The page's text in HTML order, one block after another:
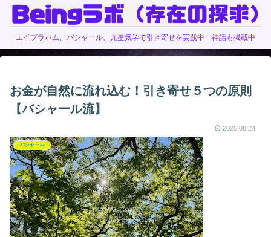
エイブラハム、バシャール、九星気学で引き寄せを実践中 神話も掲載中
お金が自然に流れ込む！引き寄せ５つの原則
【バシャール流】
2025.08.24
バシャール